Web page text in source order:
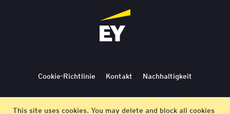
This site uses cookies. You may delete and block all cookies
Cookie-Richtlinie Kontakt Nachhaltigkeit